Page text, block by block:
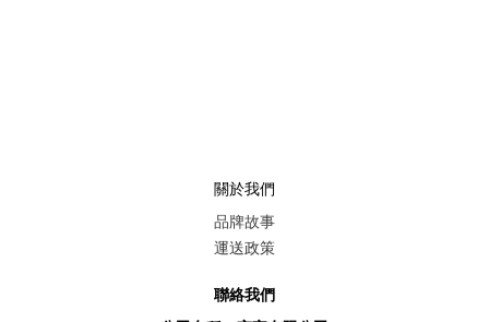
關於我們
品牌故事
運送政策
聯絡我們